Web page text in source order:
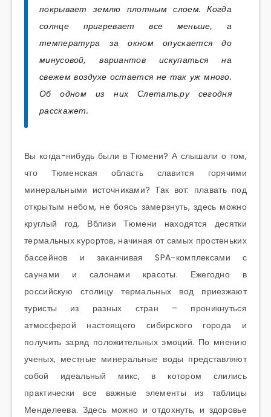
покрывает землю плотным слоем. Когда
солнце пригревает все меньше, а
температура за окном опускается до
минусовой, вариантов искупаться на
свежем воздухе остается не так уж много.
Об одном из них Слетать.ру сегодня
расскажет.
Вы когда-нибудь были в Тюмени? А слышали о том,
что Тюменская область славится горячими
минеральными источниками? Так вот: плавать под
открытым небом, не боясь замерзнуть, здесь можно
круглый год. Вблизи Тюмени находятся десятки
термальных курортов, начиная от самых простеньких
бассейнов и заканчивая SPA-комплексами с
саунами и салонами красоты. Ежегодно в
российскую столицу термальных вод приезжают
туристы из разных стран – проникнуться
атмосферой настоящего сибирского города и
получить заряд положительных эмоций. По мнению
ученых, местные минеральные воды представляют
собой идеальный микс, в котором слились
практически все важные элементы из таблицы
Менделеева. Здесь можно и отдохнуть, и здоровье